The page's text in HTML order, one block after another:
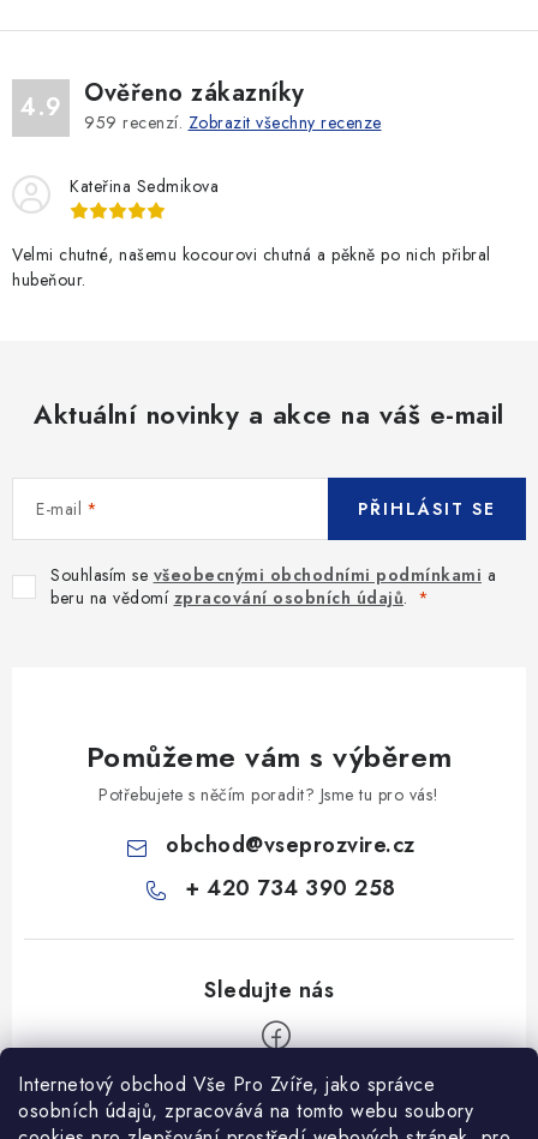
Internetový obchod Vše Pro Zvíře, jako správce
osobních údajů, zpracovává na tomto webu soubory
4.9 Ověřeno zákazníky
959 recenzí. Zobrazit všechny recenze
Kateřina Sedmikova
Velmi chutné, našemu kocourovi chutná a pěkně po nich přibral
hubeňour.
Aktuální novinky a akce na váš e-mail
E-mail
Souhlasím se všeobecnými obchodními podmínkami a
beru na vědomí zpracování osobních údajů.
PŘIHLÁSIT SE
Pomůžeme vám s výběrem
Potřebujete s něčím poradit? Jsme tu pro vás!
obchod@vseprozvire.cz
+ 420 734 390 258